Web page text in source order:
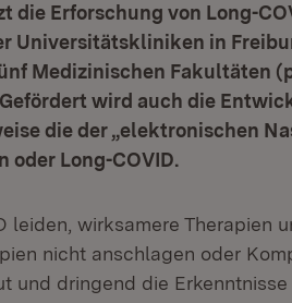
Erforschung von Long-
Universitätskliniken in
Medizinischen Fakultäten
wird auch die
die der „elektronischen
oder Long-COVID.
leiden, wirksamere Therapien
nicht anschlagen oder
und dringend die